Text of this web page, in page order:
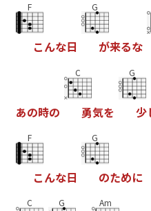
F
こんな日
G
が来るな
あの時の
C
勇気を
G
少
F
こんな日
G
のために
C G Am